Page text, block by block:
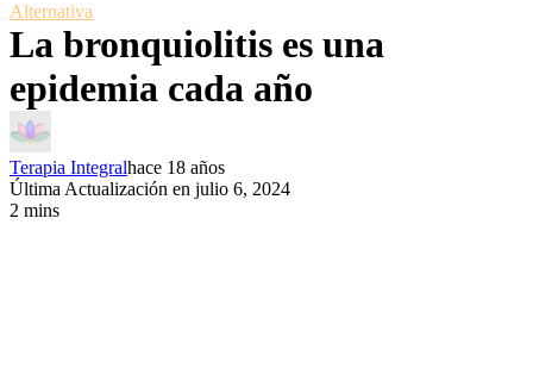
Alternativa
La bronquiolitis es una
epidemia cada año
Terapia Integralhace 18 años
Última Actualización en julio 6, 2024
2 mins